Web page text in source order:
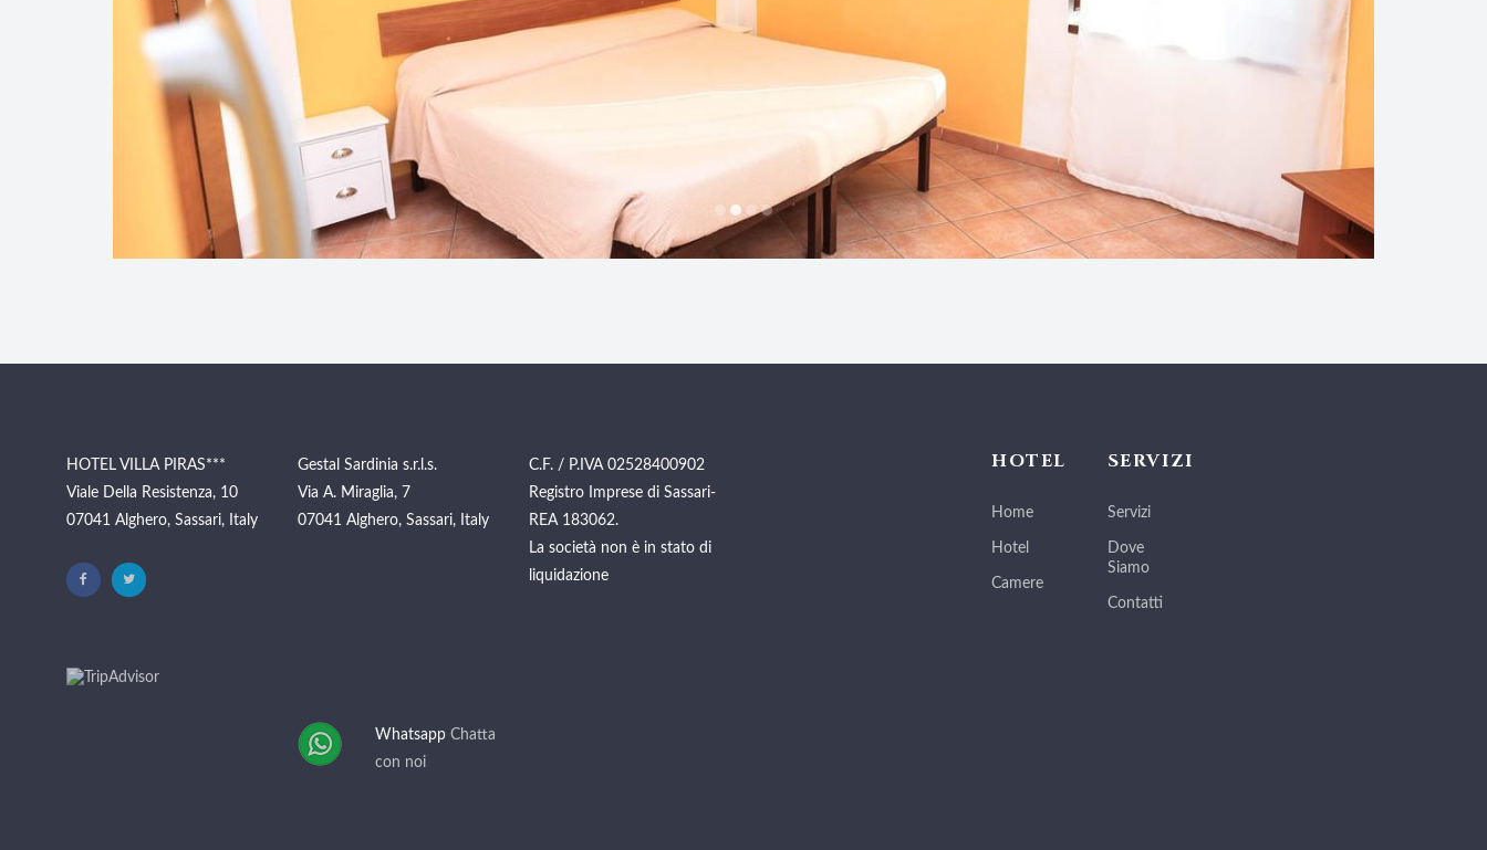
HOTEL VILLA PIRAS***
Viale Della Resistenza, 10
07041 Alghero, Sassari, Italy
Gestal Sardinia s.r.l.s.
Via A. Miraglia, 7
07041 Alghero, Sassari, Italy
Whatsapp Chatta
con noi
C.F. / P.IVA 02528400902
Registro Imprese di Sassari-
REA 183062.
La società non è in stato di
liquidazione
HOTEL
Home
Hotel
Camere
SERVIZI
Servizi
Dove
Siamo
Contatti